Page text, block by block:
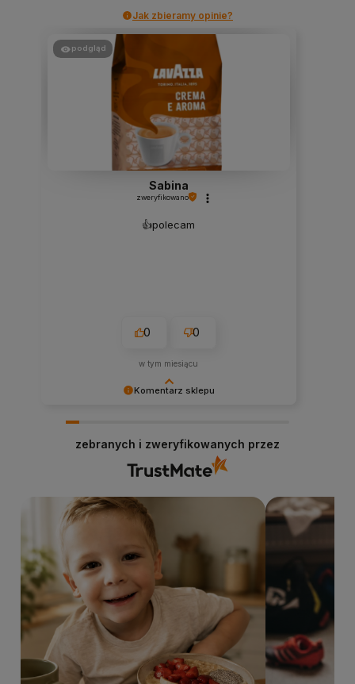
Jak zbieramy opinie?
Komentarz sklepu
internetowego stacjabio.pl
podgląd
Sabina
zweryfikowano
👍️polecam
0 0
w tym miesiącu
zebranych i zweryfikowanych przez